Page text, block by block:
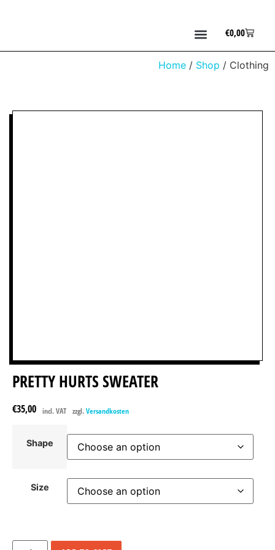
€0,00
Home / Shop / Clothing
PRETTY HURTS SWEATER
€35,00 incl. VAT zzgl. Versandkosten
Shape
Size